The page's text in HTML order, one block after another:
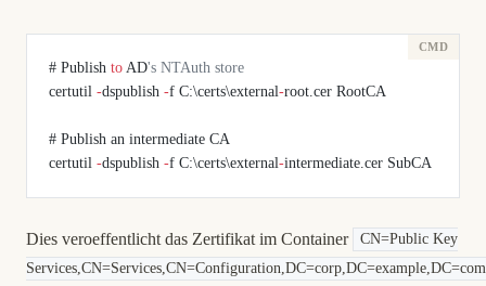
# Publish to AD's NTAuth store
certutil -dspublish -f C:\certs\external-root.cer RootCA
# Publish an intermediate CA
certutil -dspublish -f C:\certs\external-intermediate.cer SubCA
Dies veroeffentlicht das Zertifikat im Container
CN=Public Key
Services,CN=Services,CN=Configuration,DC=corp,DC=example,DC=com